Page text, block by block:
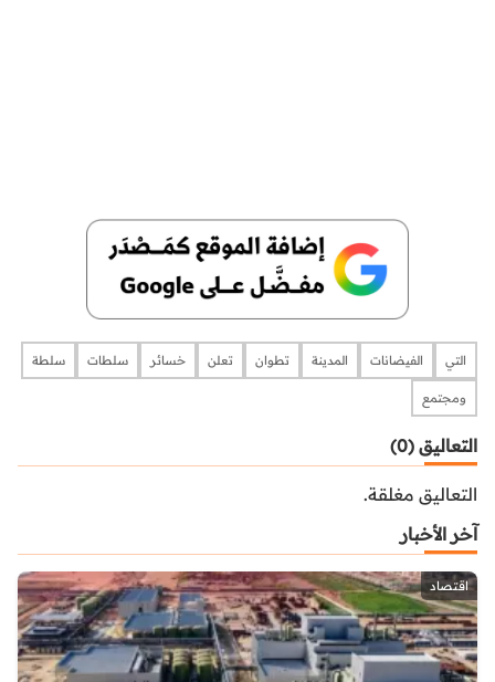
التي الفيضانات المدينة تطوان تعلن خسائر سلطات سلطة
ومجتمع
التعاليق (0)
التعاليق مغلقة.
آخر الأخبار
اقتصاد